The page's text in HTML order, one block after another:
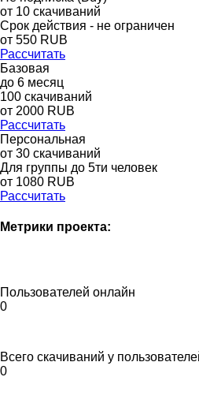
от 10 скачиваний
Срок действия - не ограничен
от 550 RUB
Рассчитать
Базовая
до 6 месяц
100 скачиваний
от 2000 RUB
Рассчитать
Персональная
от 30 скачиваний
Для группы до 5ти человек
от 1080 RUB
Рассчитать
Метрики проекта:
Пользователей онлайн
0
Всего скачиваний у
0